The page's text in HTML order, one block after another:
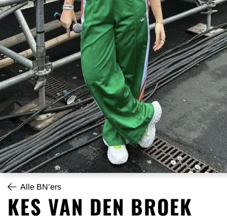
Alle BN’ers
KES VAN DEN BROEK